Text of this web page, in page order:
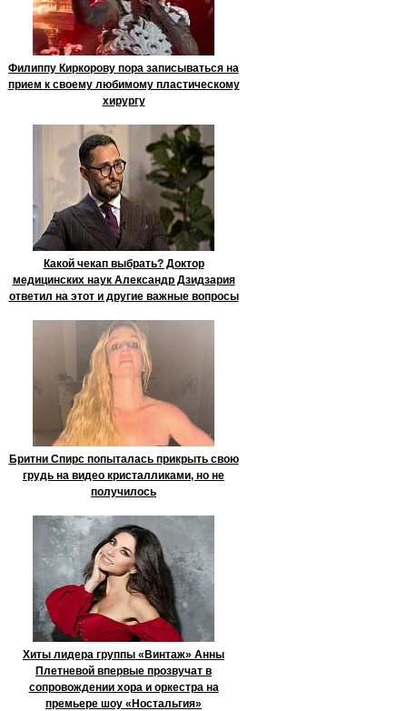
Филиппу Киркорову пора записываться на
прием к своему любимому пластическому
хирургу
Какой чекап выбрать? Доктор
медицинских наук Александр Дзидзария
ответил на этот и другие важные вопросы
Бритни Спирс попыталась прикрыть свою
грудь на видео кристалликами, но не
получилось
Хиты лидера группы «Винтаж» Анны
Плетневой впервые прозвучат в
сопровождении хора и оркестра на
премьере шоу «Ностальгия»